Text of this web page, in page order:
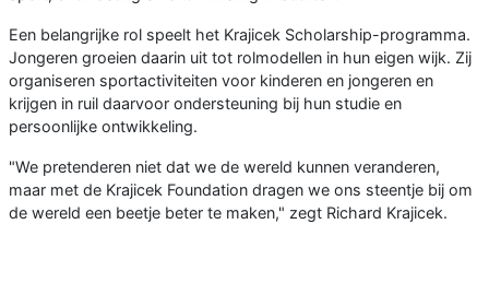
Een belangrijke rol speelt het Krajicek Scholarship-programma.
Jongeren groeien daarin uit tot rolmodellen in hun eigen wijk. Zij
organiseren sportactiviteiten voor kinderen en jongeren en
krijgen in ruil daarvoor ondersteuning bij hun studie en
persoonlijke ontwikkeling.
"We pretenderen niet dat we de wereld kunnen veranderen,
maar met de Krajicek Foundation dragen we ons steentje bij om
de wereld een beetje beter te maken," zegt Richard Krajicek.